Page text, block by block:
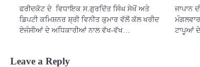
ਫਰੀਦਕੋਟ ਦੇ ਵਿਧਾਇਕ ਸ.ਗੁਰਦਿੱਤ ਸਿੰਘ ਸੇਖੋਂ ਅਤੇ
ਡਿਪਟੀ ਕਮਿਸ਼ਨਰ ਸ਼੍ਰੀ ਵਿਨੀਤ ਕੁਮਾਰ ਵੱਲੋਂ ਕੱਲ ਖਰੀਦ
ਏਜੰਸੀਆਂ ਦੇ ਅਧਿਕਾਰੀਆਂ ਨਾਲ ਵੱਖ-ਵੱਖ…
ਜਾਪਾਨ
ਟਾਪੂਆਂ
Leave a Reply